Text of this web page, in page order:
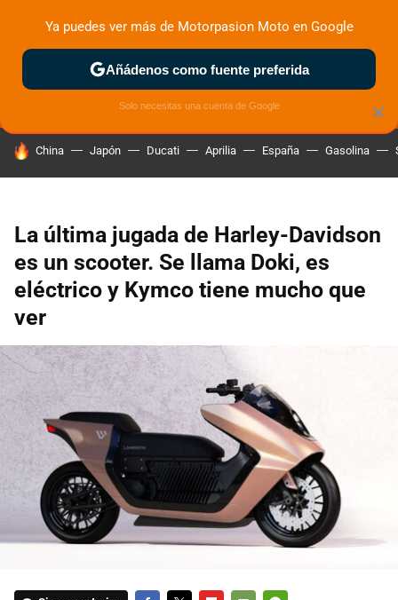
MENÚ NUEVO
ZONA DE PRUEBAS DEPORTIVAS MOTOS ELÉCTRICAS
HOY SE HABLA DE
China Japón Ducati Aprilia España Gasolina
La última jugada de Harley-Davidson
es un scooter. Se llama Doki, es
eléctrico y Kymco tiene mucho que
ver
×
Ya puedes ver más de Motorpasion Moto en Google
Añádenos como fuente preferida
Solo necesitas una cuenta de Google